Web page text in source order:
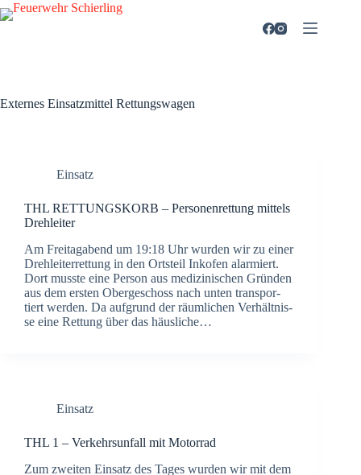
Zum
Inhalt
Externes Einsatzmittel Rettungswagen
Einsatz
THL RETTUNGSKORB – Per­so­nen­ret­tung mit­tels
Dreh­lei­ter
Am Frei­tag­abend um 19:18 Uhr wur­den wir zu einer
Dreh­lei­ter­ret­tung in den Orts­teil Inkofen alar­miert.
Dort muss­te eine Per­son aus medi­zi­ni­schen Grün­den
aus dem ers­ten Ober­ge­schoss nach unten trans­por­
tiert wer­den. Da auf­grund der räum­li­chen Ver­hält­nis­
se eine Ret­tung über das häus­li­che…
Einsatz
THL 1 – Ver­kehrs­un­fall mit Motor­rad
Zum zwei­ten Ein­satz des Tages wur­den wir mit dem